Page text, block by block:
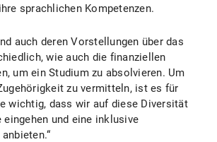
sprachlichen Kompetenzen.
auch deren Vorstellungen über das
wie auch die finanziellen
um ein Studium zu absolvieren. Um
zu vermitteln, ist es für
wichtig, dass wir auf diese Diversität
eingehen und eine inklusive